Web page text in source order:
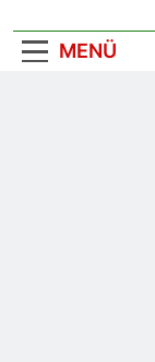
MENÜ